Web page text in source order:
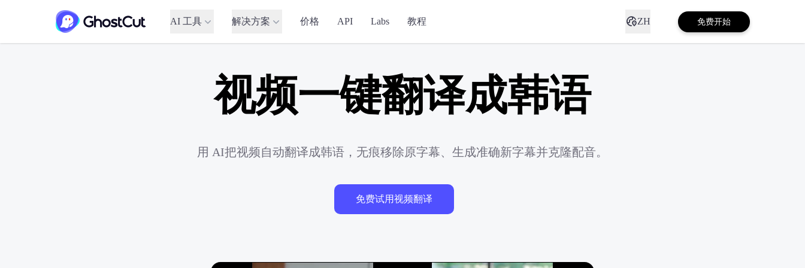
AI 工具 解决方案 价格 API Labs 教程 ZH 免费开始
视频一键翻译成韩语
用 AI把视频自动翻译成韩语，无痕移除原字幕、生成准确新字幕并克隆配音。
免费试用视频翻译